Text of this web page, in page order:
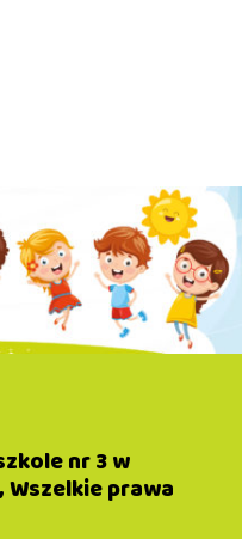
nr 3 w
prawa